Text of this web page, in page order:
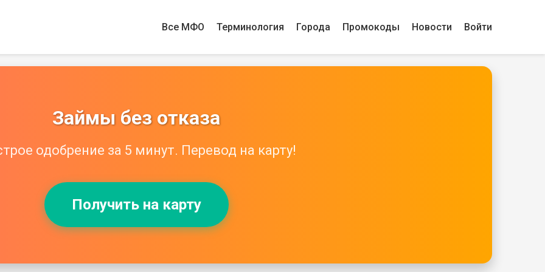
Все МФО Терминология Города Промокоды Новости Войти
Займы без отказа
одобрение за 5 минут. Перевод на карту!
Получить на карту